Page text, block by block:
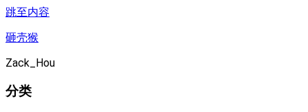
跳至内容
砸壳猴
Zack_Hou
分类